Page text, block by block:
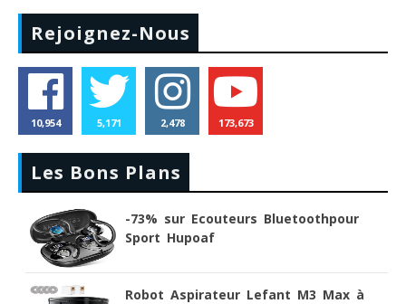
Rejoignez-Nous
10,954 5,171 2,478 173,673
Les Bons Plans
-73% sur Ecouteurs Bluetoothpour
Sport Hupoaf
Robot Aspirateur Lefant M3 Max à